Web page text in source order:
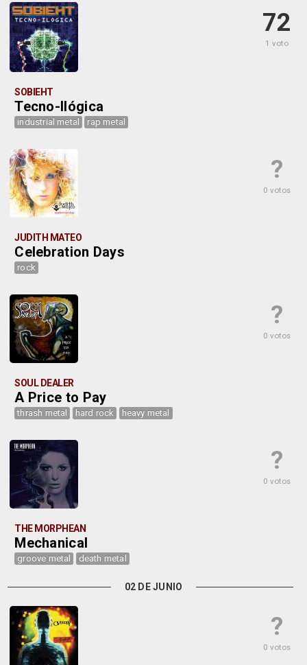
72
1 voto
SOBIEHT
Tecno-Ilógica
industrial metal rap metal
?
0 votos
JUDITH MATEO
Celebration Days
rock
?
0 votos
SOUL DEALER
A Price to Pay
thrash metal hard rock heavy metal
?
0 votos
THE MORPHEAN
Mechanical
groove metal death metal
02 DE JUNIO
?
0 votos